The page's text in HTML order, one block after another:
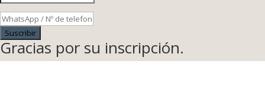
Suscribir
Gracias por su inscripción.